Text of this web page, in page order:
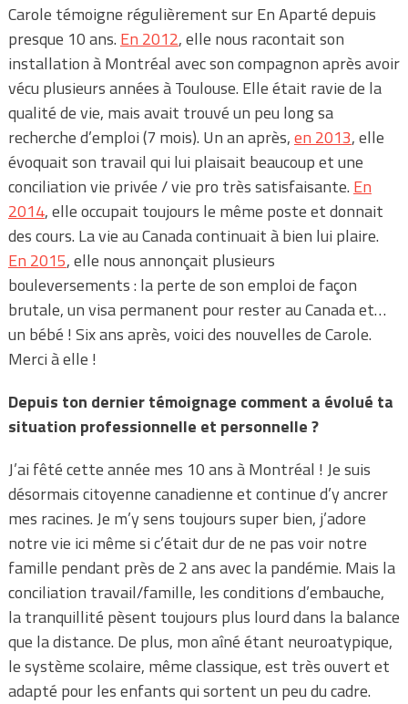
Carole témoigne régulièrement sur En Aparté depuis
presque 10 ans. En 2012, elle nous racontait son
installation à Montréal avec son compagnon après avoir
vécu plusieurs années à Toulouse. Elle était ravie de la
qualité de vie, mais avait trouvé un peu long sa
recherche d’emploi (7 mois). Un an après,en 2013, elle
évoquait son travail qui lui plaisait beaucoup et une
conciliation vie privée / vie pro très satisfaisante. En
2014, elle occupait toujours le même poste et donnait
des cours. La vie au Canada continuait à bien lui plaire.
En 2015, elle nous annonçait plusieurs
bouleversements : la perte de son emploi de façon
brutale, un visa permanent pour rester au Canada et…
un bébé ! Six ans après, voici des nouvelles de Carole.
Merci à elle !
Depuis ton dernier témoignage comment a évolué ta
situation professionnelle et personnelle ?
J’ai fêté cette année mes 10 ans à Montréal ! Je suis
désormais citoyenne canadienne et continue d’y ancrer
mes racines. Je m’y sens toujours super bien, j’adore
notre vie ici même si c’était dur de ne pas voir notre
famille pendant près de 2 ans avec la pandémie. Mais la
conciliation travail/famille, les conditions d’embauche,
la tranquillité pèsent toujours plus lourd dans la balance
que la distance. De plus, mon aîné étant neuroatypique,
le système scolaire, même classique, est très ouvert et
adapté pour les enfants qui sortent un peu du cadre.